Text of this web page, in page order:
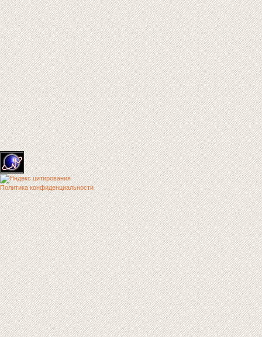
Политика конфиденциальности